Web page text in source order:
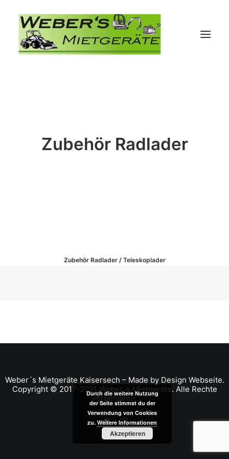
Zubehör Radlader
Zubehör Radlader / Teleskoplader
Weber´s Mietgeräte Kaisersech – Made by Design Webseite.
Copyright © 2017-2021 Weber´s Mietgeräte. Alle Rechte
vorbehalten.
Durch die weitere Nutzung
der Seite stimmst du der
Verwendung von Cookies
zu. Weitere Informationen
Akzeptieren